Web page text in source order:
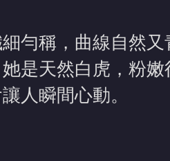
勻稱，曲線自然
是天然白虎，粉
人瞬間心動。